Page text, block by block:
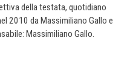
della testata, quotidiano
2010 da Massimiliano Gallo e
Massimiliano Gallo.